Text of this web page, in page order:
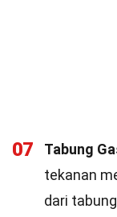
07 Tabung
tekanan
dari